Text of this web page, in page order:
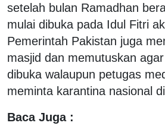
setelah bulan Ramadhan
mulai dibuka pada Idul Fitri
Pemerintah Pakistan juga
masjid dan memutuskan
dibuka walaupun petugas
meminta karantina nasional
Baca Juga :